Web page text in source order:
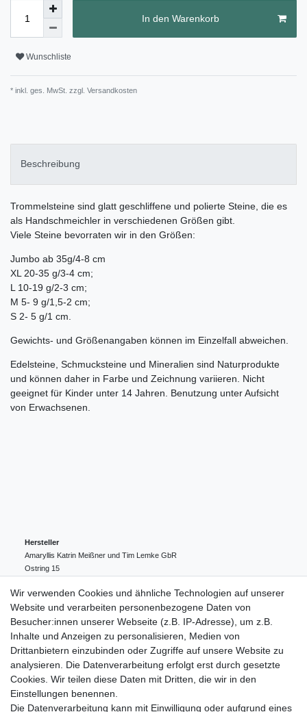
In den Warenkorb
Wunschliste
* inkl. ges. MwSt. zzgl. Versandkosten
Beschreibung
Trommelsteine sind glatt geschliffene und polierte Steine, die es
als Handschmeichler in verschiedenen Größen gibt.
Viele Steine bevorraten wir in den Größen:
Jumbo ab 35g/4-8 cm
XL 20-35 g/3-4 cm;
L 10-19 g/2-3 cm;
M 5- 9 g/1,5-2 cm;
S 2- 5 g/1 cm.
Gewichts- und Größenangaben können im Einzelfall abweichen.
Edelsteine, Schmucksteine und Mineralien sind Naturprodukte
und können daher in Farbe und Zeichnung variieren. Nicht
geeignet für Kinder unter 14 Jahren. Benutzung unter Aufsicht
von Erwachsenen.
Hersteller
Amaryllis Katrin Meißner und Tim Lemke GbR
Ostring 15
004943548099856
amaryllis-eckernfoerde@t-online.de
EU-Verantwortlicher
Amaryllis Katrin Meißner und Tim Lemke GbR
Ostring
15
004943548099856
amaryllis-eckernfoerde@t-online.de
Wir verwenden Cookies und ähnliche Technologien auf unserer
Website und verarbeiten personenbezogene Daten von
Besucher:innen unserer Webseite (z.B. IP-Adresse), um z.B.
Inhalte und Anzeigen zu personalisieren, Medien von
Drittanbietern einzubinden oder Zugriffe auf unsere Website zu
analysieren. Die Datenverarbeitung erfolgt erst durch gesetzte
Cookies. Wir teilen diese Daten mit Dritten, die wir in den
Einstellungen benennen.
Die Datenverarbeitung kann mit Einwilligung oder aufgrund eines